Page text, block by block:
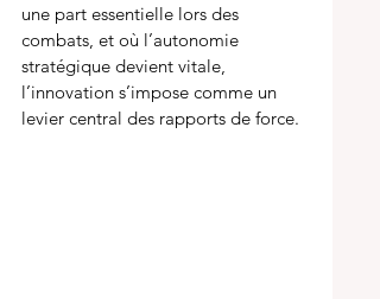
une part essentielle lors des
combats, et où l’autonomie
stratégique devient vitale,
l’innovation s’impose comme un
levier central des rapports de force.